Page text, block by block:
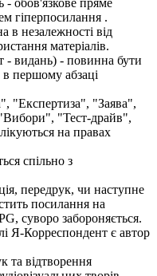
гіперпосилання .
в незалежності від
матеріалів.
- видань) - повинна бути
в першому абзаці
"Експертиза", "Заява",
"Тест-драйв",
на правах
спільно з
передрук, чи наступне
посилання на
суворо забороняється.
Я-Корреспондент є автор
та відтворення